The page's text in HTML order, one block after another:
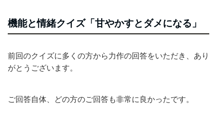
機能と情緒クイズ「甘やかすとダメになる」
前回のクイズに多くの方から力作の回答をいただき、あり
がとうございます。
ご回答自体、どの方のご回答も非常に良かったです。